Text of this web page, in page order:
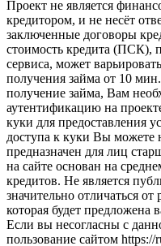
Проект не является
кредитором, и не несёт
заключенные договоры
стоимость кредита (ПСК),
сервиса, может
получения займа от 10
получение займа, Вам
аутентификацию на
куки для предоставления
доступа к куки Вы можете
предназначен для лиц
на сайте основан на
кредитов. Не является
значительно отличаться
которая будет
Если вы несогласны с
пользование сайтом